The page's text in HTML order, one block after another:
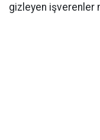
gizleyen işverenler